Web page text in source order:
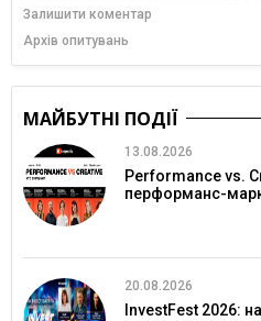
Залишити коментар
Архів опитувань
МАЙБУТНІ ПОДІЇ
13.08.2026
Performance vs.
перформанс-
20.08.2026
InvestFest 2026: